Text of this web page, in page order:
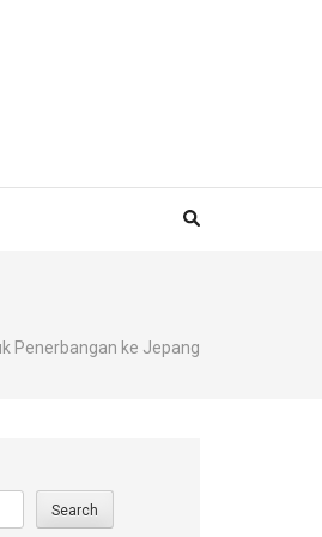
Penerbangan ke Jepang
Search